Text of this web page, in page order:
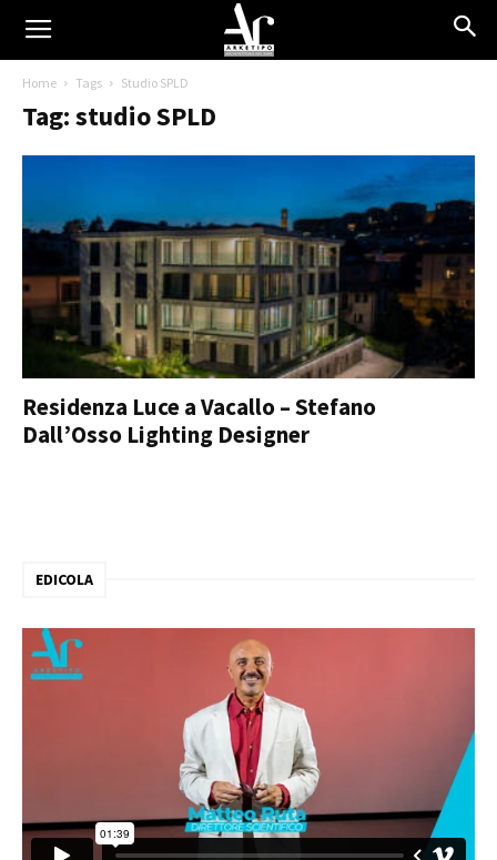
Home Tags Studio SPLD
Tag: studio SPLD
Residenza Luce a Vacallo – Stefano
Dall’Osso Lighting Designer
EDICOLA